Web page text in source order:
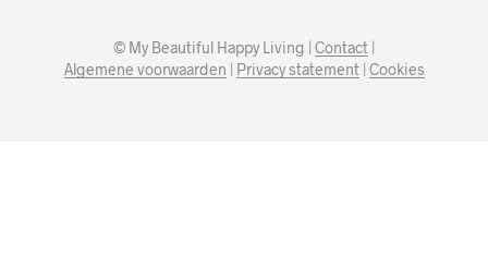
© My Beautiful Happy Living | Contact |
Algemene voorwaarden | Privacy statement| Cookies